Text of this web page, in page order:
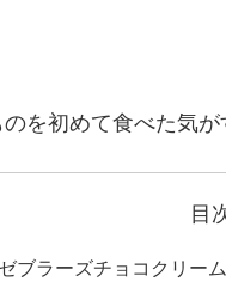
を初めて食べた気が
目
ブラーズチョコクリーム